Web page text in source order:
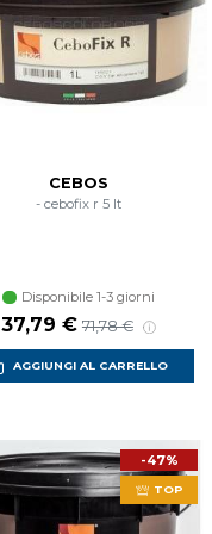
CEBOS
- cebofix r 5 lt
Disponibile 1-3 giorni
Prezzo scontato
37,79 € Prezzo di
71,78 €
AGGIUNGI AL CARRELLO
-47%
TOP